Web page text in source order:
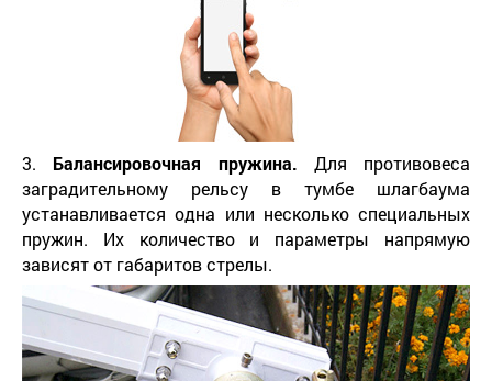
3. Балансировочная пружина. Для противовеса
заградительному рельсу в тумбе шлагбаума
устанавливается одна или несколько специальных
пружин. Их количество и параметры напрямую
зависят от габаритов стрелы.